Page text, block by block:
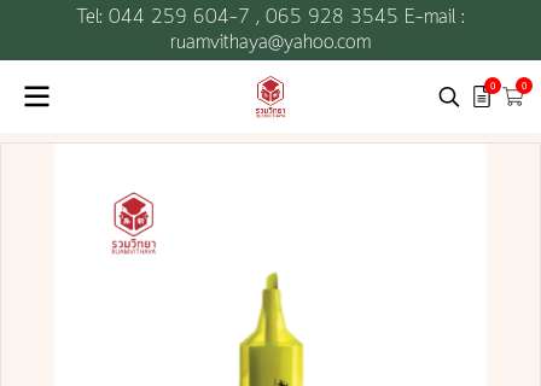
Tel: 044 259 604-7 , 065 928 3545 E-mail :
ruamvithaya@yahoo.com
0 0